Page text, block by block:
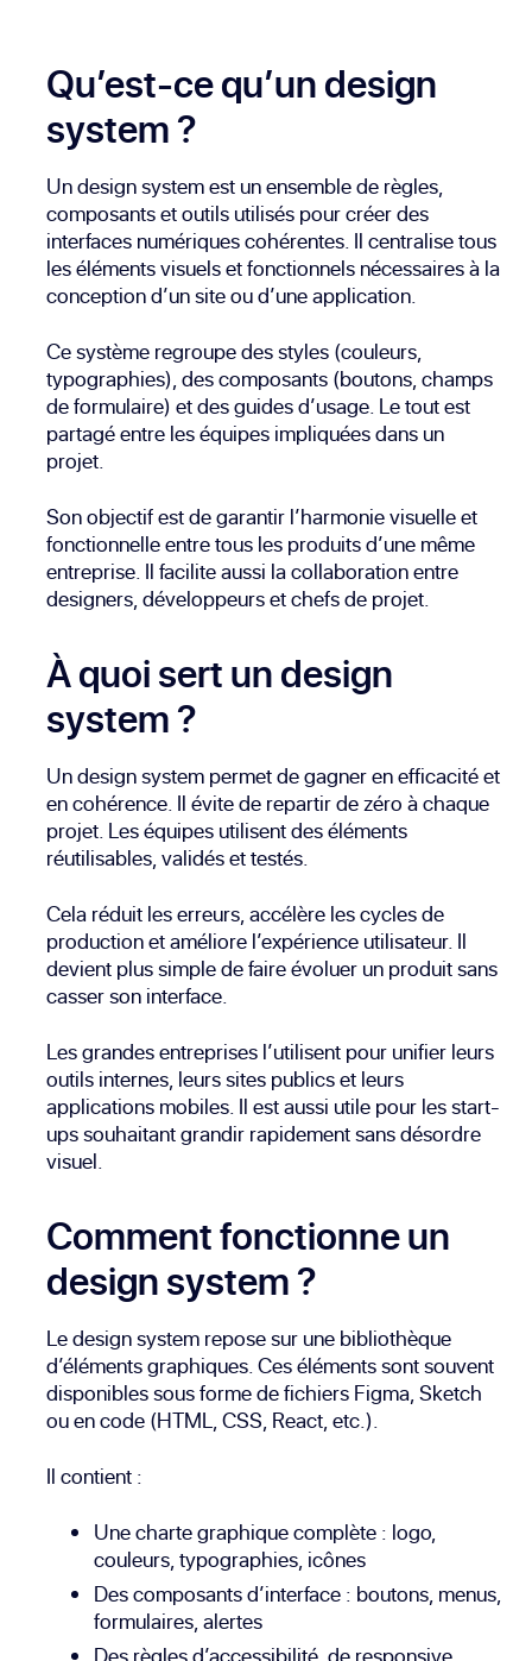
Qu’est-ce qu’un design
system ?
Un design system est un ensemble de règles,
composants et outils utilisés pour créer des
interfaces numériques cohérentes. Il centralise tous
les éléments visuels et fonctionnels nécessaires à la
conception d’un site ou d’une application.
Ce système regroupe des styles (couleurs,
typographies), des composants (boutons, champs
de formulaire) et des guides d’usage. Le tout est
partagé entre les équipes impliquées dans un
projet.
Son objectif est de garantir l’harmonie visuelle et
fonctionnelle entre tous les produits d’une même
entreprise. Il facilite aussi la collaboration entre
designers, développeurs et chefs de projet.
À quoi sert un design
system ?
Un design system permet de gagner en efficacité et
en cohérence. Il évite de repartir de zéro à chaque
projet. Les équipes utilisent des éléments
réutilisables, validés et testés.
Cela réduit les erreurs, accélère les cycles de
production et améliore l’expérience utilisateur. Il
devient plus simple de faire évoluer un produit sans
casser son interface.
Les grandes entreprises l’utilisent pour unifier leurs
outils internes, leurs sites publics et leurs
applications mobiles. Il est aussi utile pour les start-
ups souhaitant grandir rapidement sans désordre
visuel.
Comment fonctionne un
design system ?
Le design system repose sur une bibliothèque
d’éléments graphiques. Ces éléments sont souvent
disponibles sous forme de fichiers Figma, Sketch
ou en code (HTML, CSS, React, etc.).
Il contient :
Une charte graphique complète : logo,
couleurs, typographies, icônes
Des composants d’interface : boutons, menus,
formulaires, alertes